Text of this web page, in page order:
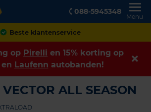
088-5945348
Menu
Achteraf betalen
op Pirelli en 15% korting op
en Laufenn autobanden!
ALL SEASON